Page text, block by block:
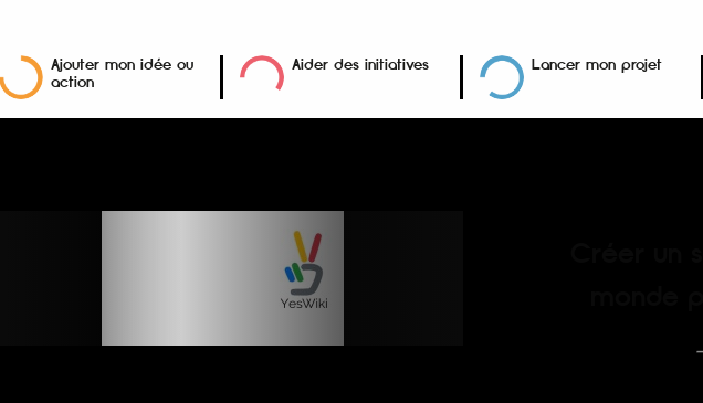
Ajouter mon idée ou
action
Aider des initiatives Lancer mon projet